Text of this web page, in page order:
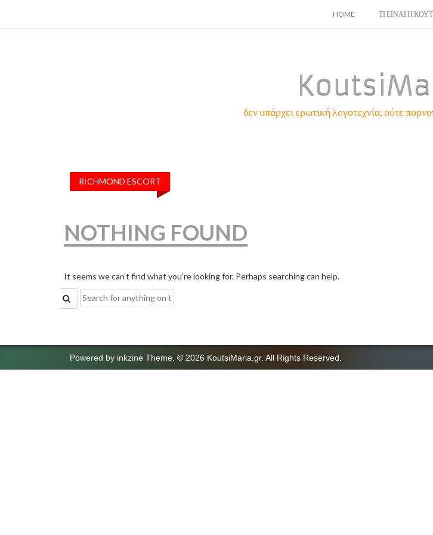
SKIP
HOME ΤΙ ΕΙΝΑΙ Η
δεν υπάρχει ερωτική λογοτεχνία, ούτε
RICHMOND ESCORT
NOTHING FOUND
It seems we can’t find what you’re looking for. Perhaps searching can help.
Search
for:
Powered by inkzine Theme © 2026 KoutsiMaria.gr. All Rights Reserved.